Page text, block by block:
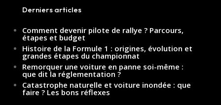
Derniers articles
Comment devenir pilote de rallye ? Parcours,
étapes et budget
Histoire de la Formule 1 : origines, évolution et
grandes étapes du championnat
Remorquer une voiture en panne soi-même :
que dit la réglementation ?
Catastrophe naturelle et voiture inondée : que
faire ? Les bons réflexes